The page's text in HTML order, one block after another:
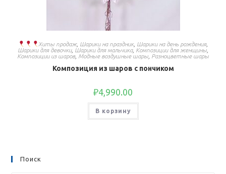
Хиты продаж, Шарики на праздник, Шарики на день рождения,
Шарики для девочки, Шарики для мальчика, Композиции для женщины
Композиции из шаров, Модные воздушные шары Разноцветные шары
Композиция из шаров с пончиком
₽4,990.00
В корзину
Поиск